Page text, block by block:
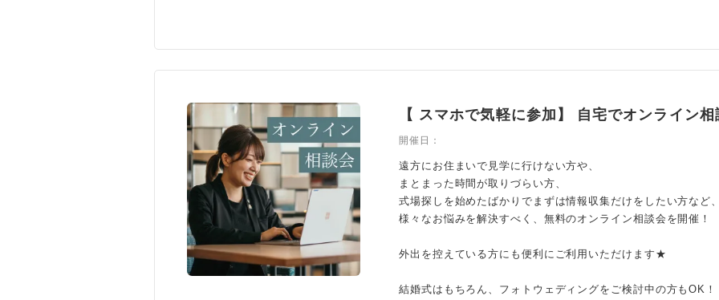
【 スマホで気軽に参加】 自宅でオンライン相
開催日：
遠方にお住まいで見学に行けない方や、
まとまった時間が取りづらい方、
式場探しを始めたばかりでまずは情報収集だけをしたい方など、
様々なお悩みを解決すべく、無料のオンライン相談会を開催！
外出を控えている方にも便利にご利用いただけます★
結婚式はもちろん、フォトウェディングをご検討中の方もOK！